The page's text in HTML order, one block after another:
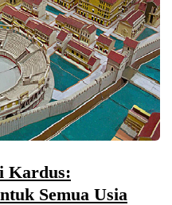
Kardus:
Semua Usia